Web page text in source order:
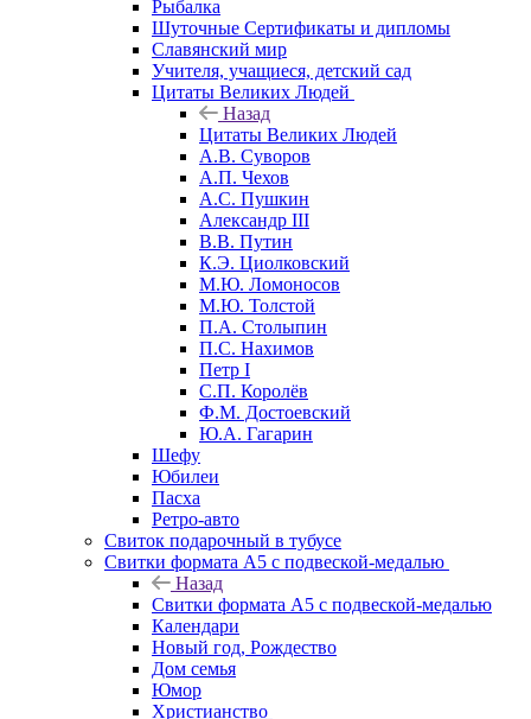
Рыбалка
Шуточные Сертификаты и дипломы
Славянский мир
Учителя, учащиеся, детский сад
Цитаты Великих Людей
Назад
Цитаты Великих Людей
А.В. Суворов
А.П. Чехов
А.С. Пушкин
Александр III
В.В. Путин
К.Э. Циолковский
М.Ю. Ломоносов
М.Ю. Толстой
П.А. Столыпин
П.С. Нахимов
Петр I
С.П. Королёв
Ф.М. Достоевский
Ю.А. Гагарин
Шефу
Юбилеи
Пасха
Ретро-авто
Свиток подарочный в тубусе
Свитки формата А5 с подвеской-медалью
Назад
Свитки формата А5 с подвеской-медалью
Календари
Новый год, Рождество
Дом семья
Юмор
Христианство